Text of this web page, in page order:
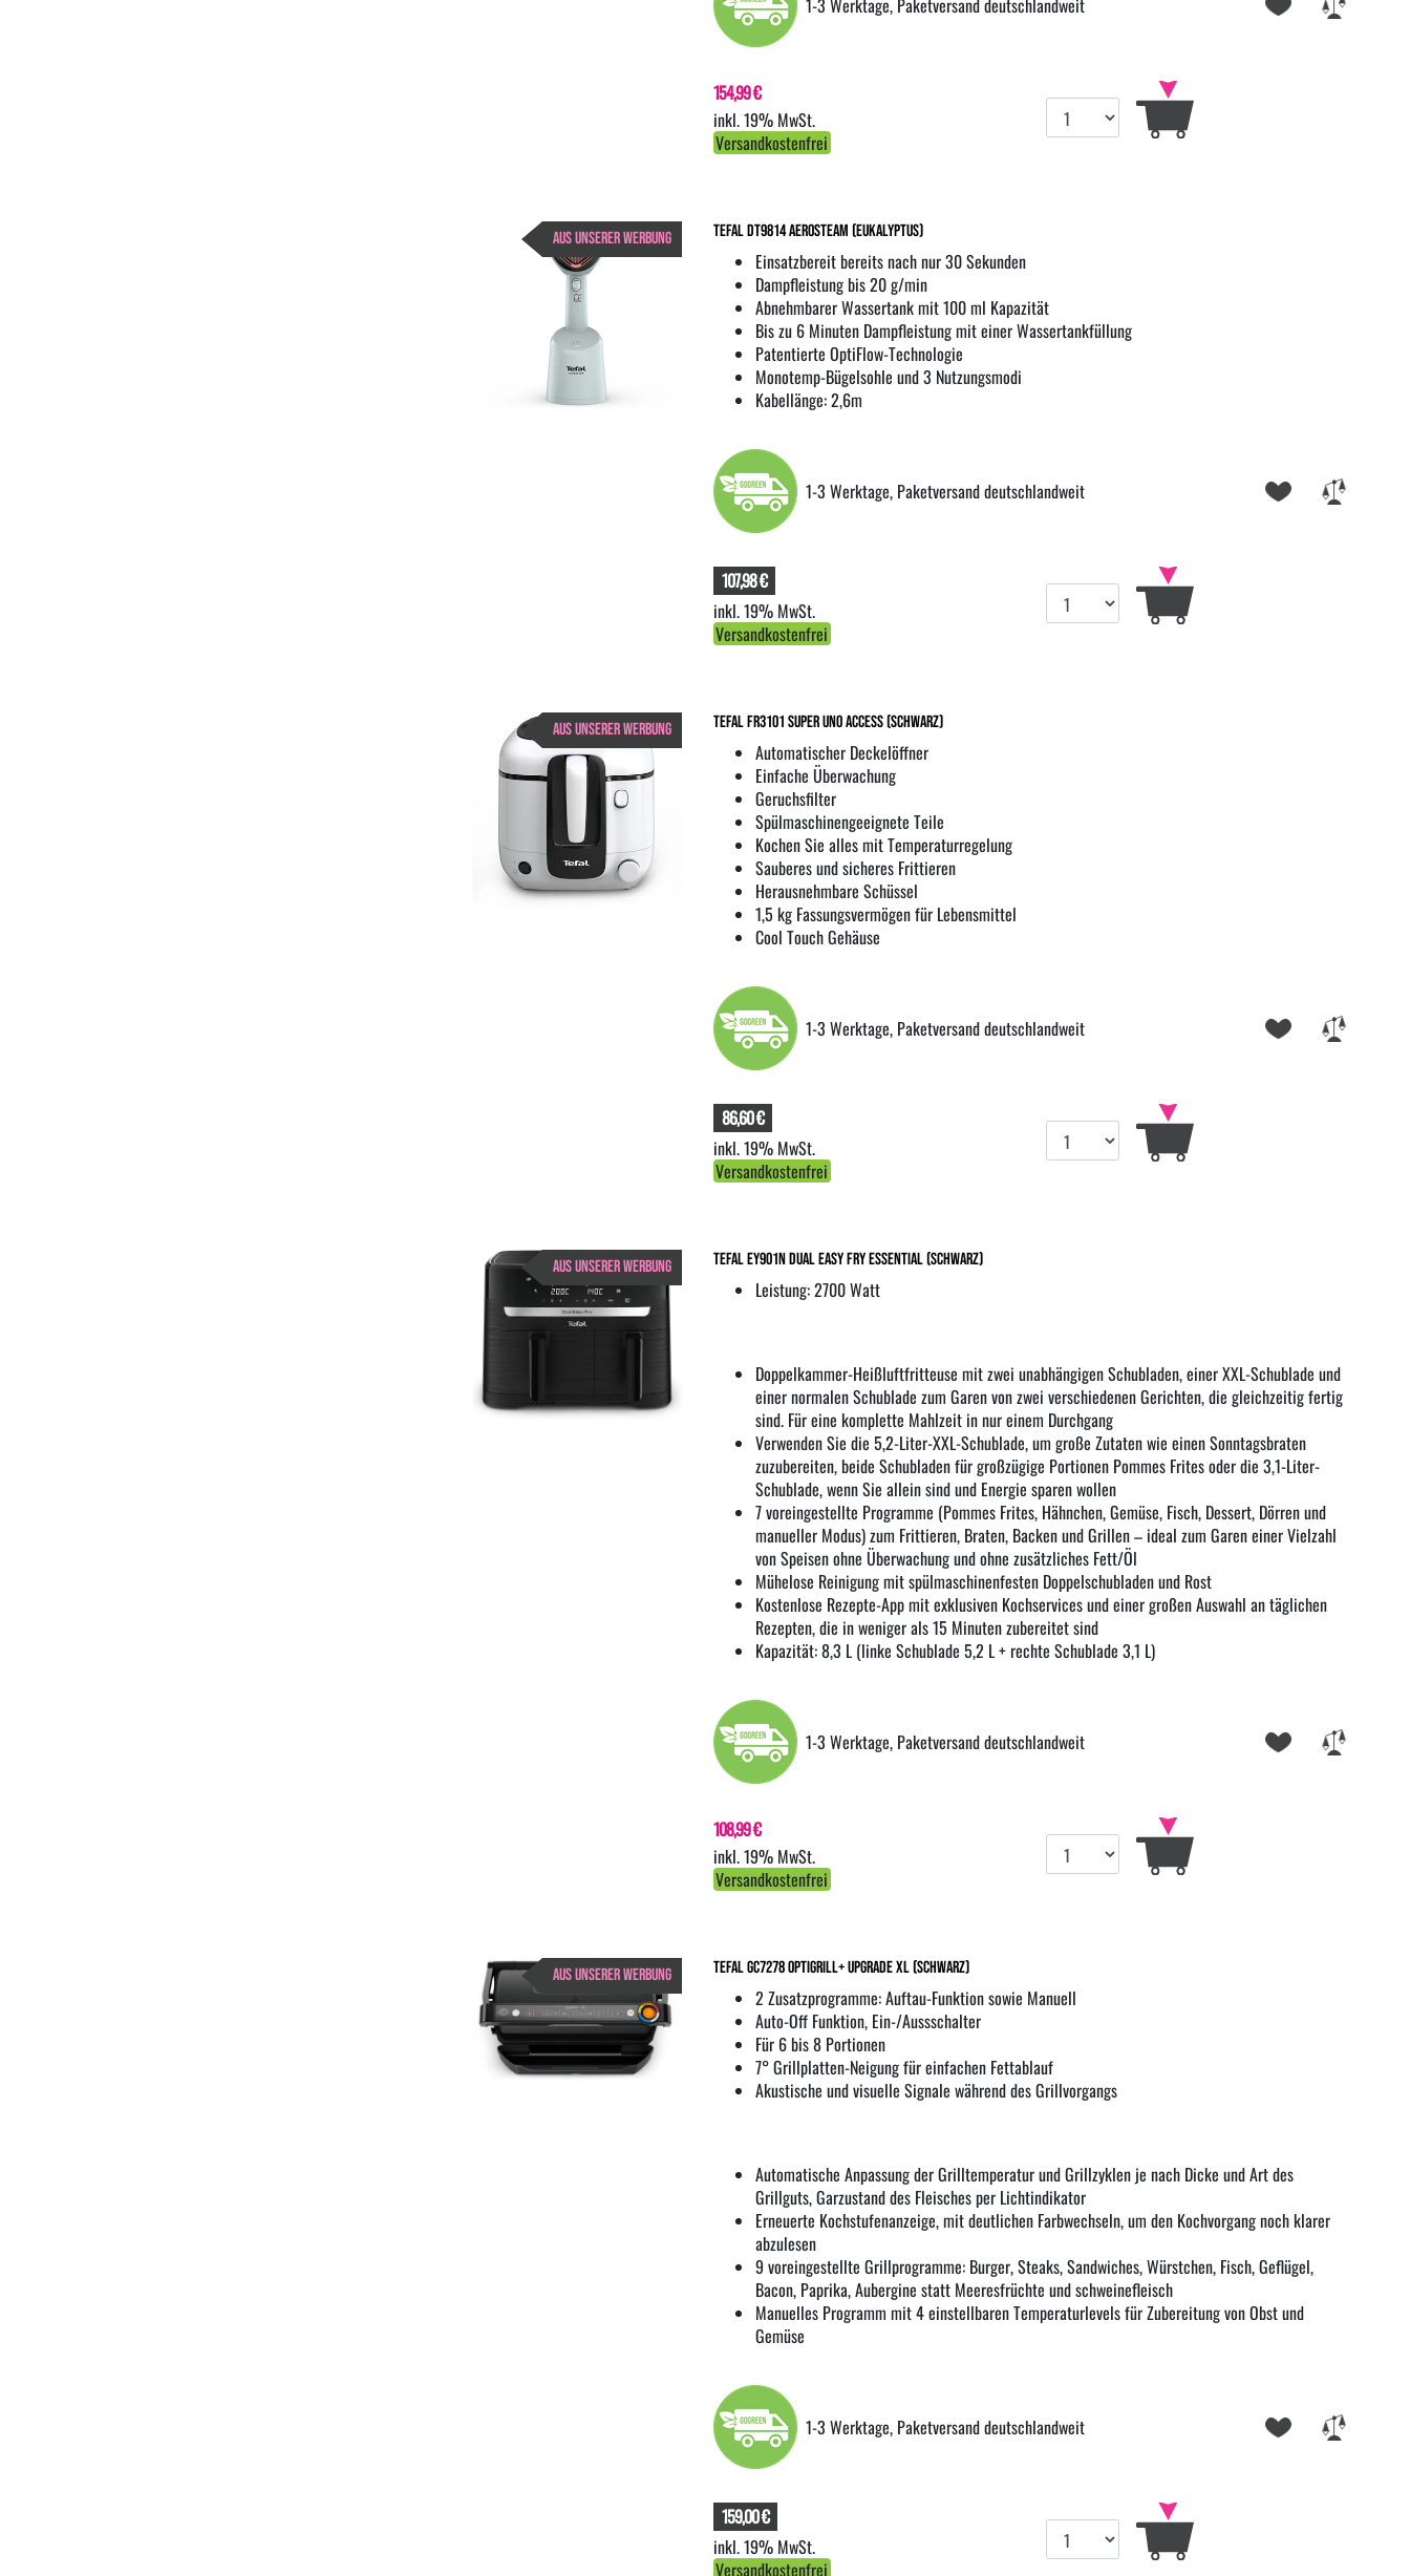
1-3 Werktage, Paketversand deutschlandweit
154,99 €
inkl. 19% MwSt.
Versandkostenfrei
AUS UNSERER WERBUNG Tefal DT9814 AeroSteam (eukalyptus)
Einsatzbereit bereits nach nur 30 Sekunden
Dampfleistung bis 20 g/min
Abnehmbarer Wassertank mit 100 ml Kapazität
Bis zu 6 Minuten Dampfleistung mit einer Wassertankfüllung
Patentierte OptiFlow-Technologie
Monotemp-Bügelsohle und 3 Nutzungsmodi
Kabellänge: 2,6m
1-3 Werktage, Paketversand deutschlandweit
107,98 €
inkl. 19% MwSt.
Versandkostenfrei
AUS UNSERER WERBUNG Tefal FR3101 Super Uno Access (Schwarz)
Automatischer Deckelöffner
Einfache Überwachung
Geruchsfilter
Spülmaschinengeeignete Teile
Kochen Sie alles mit Temperaturregelung
Sauberes und sicheres Frittieren
Herausnehmbare Schüssel
1,5 kg Fassungsvermögen für Lebensmittel
Cool Touch Gehäuse
1-3 Werktage, Paketversand deutschlandweit
86,60 €
inkl. 19% MwSt.
Versandkostenfrei
AUS UNSERER WERBUNG Tefal EY901N Dual Easy Fry Essential (Schwarz)
Leistung: 2700 Watt
Doppelkammer-Heißluftfritteuse mit zwei unabhängigen Schubladen, einer XXL-Schublade und
einer normalen Schublade zum Garen von zwei verschiedenen Gerichten, die gleichzeitig fertig
sind. Für eine komplette Mahlzeit in nur einem Durchgang
Verwenden Sie die 5,2-Liter-XXL-Schublade, um große Zutaten wie einen Sonntagsbraten
zuzubereiten, beide Schubladen für großzügige Portionen Pommes Frites oder die 3,1-Liter-
Schublade, wenn Sie allein sind und Energie sparen wollen
7 voreingestellte Programme (Pommes Frites, Hähnchen, Gemüse, Fisch, Dessert, Dörren und
manueller Modus) zum Frittieren, Braten, Backen und Grillen – ideal zum Garen einer Vielzahl
von Speisen ohne Überwachung und ohne zusätzliches Fett/Öl
Mühelose Reinigung mit spülmaschinenfesten Doppelschubladen und Rost
Kostenlose Rezepte-App mit exklusiven Kochservices und einer großen Auswahl an täglichen
Rezepten, die in weniger als 15 Minuten zubereitet sind
Kapazität: 8,3 L (linke Schublade 5,2 L + rechte Schublade 3,1 L)
1-3 Werktage, Paketversand deutschlandweit
108,99 €
inkl. 19% MwSt.
Versandkostenfrei
AUS UNSERER WERBUNG Tefal GC7278 OptiGrill+ Upgrade XL (Schwarz)
2 Zusatzprogramme: Auftau-Funktion sowie Manuell
Auto-Off Funktion, Ein-/Aussschalter
Für 6 bis 8 Portionen
7° Grillplatten-Neigung für einfachen Fettablauf
Akustische und visuelle Signale während des Grillvorgangs
Automatische Anpassung der Grilltemperatur und Grillzyklen je nach Dicke und Art des
Grillguts, Garzustand des Fleisches per Lichtindikator
Erneuerte Kochstufenanzeige, mit deutlichen Farbwechseln, um den Kochvorgang noch klarer
abzulesen
9 voreingestellte Grillprogramme: Burger, Steaks, Sandwiches, Würstchen, Fisch, Geflügel,
Bacon, Paprika, Aubergine statt Meeresfrüchte und schweinefleisch
Manuelles Programm mit 4 einstellbaren Temperaturlevels für Zubereitung von Obst und
Gemüse
1-3 Werktage, Paketversand deutschlandweit
159,00 €
inkl. 19% MwSt.
Versandkostenfrei